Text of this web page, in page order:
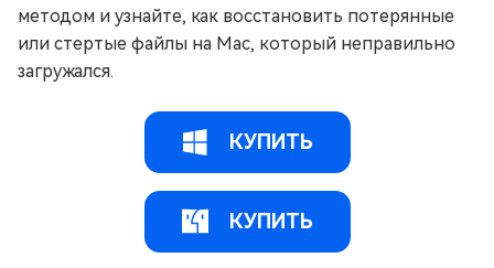
методом и узнайте, как восстановить потерянные
или стертые файлы на Mac, который неправильно
загружался.
КУПИТЬ
КУПИТЬ